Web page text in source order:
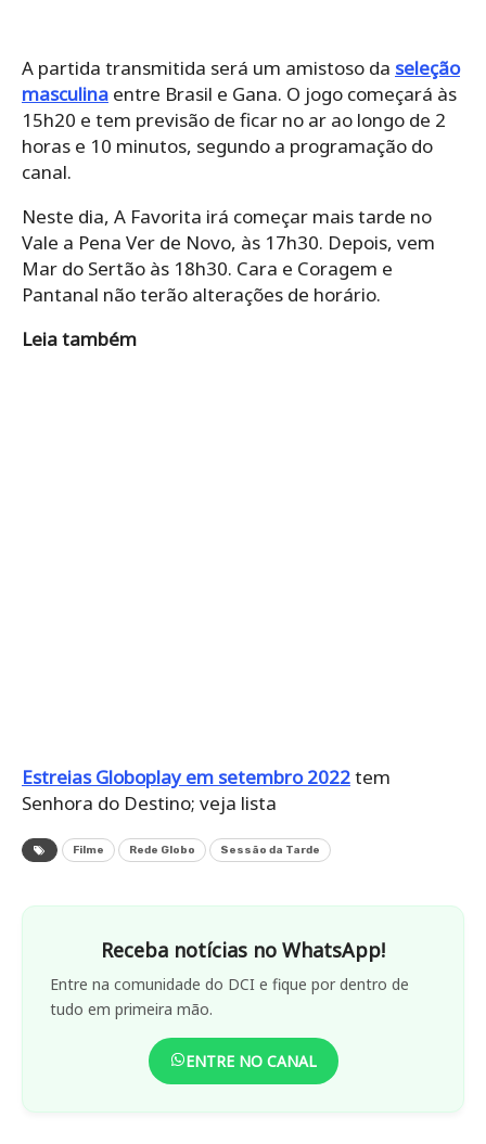
A partida transmitida será um amistoso da seleção
masculina entre Brasil e Gana. O jogo começará às
15h20 e tem previsão de ficar no ar ao longo de 2
horas e 10 minutos, segundo a programação do
canal.
Neste dia, A Favorita irá começar mais tarde no
Vale a Pena Ver de Novo, às 17h30. Depois, vem
Mar do Sertão às 18h30. Cara e Coragem e
Pantanal não terão alterações de horário.
Leia também
Estreias Globoplay em setembro 2022tem
Senhora do Destino; veja lista
Filme Rede Globo Sessão da Tarde
Receba notícias no WhatsApp!
Entre na comunidade do DCI e fique por dentro de
tudo em primeira mão.
ENTRE NO CANAL